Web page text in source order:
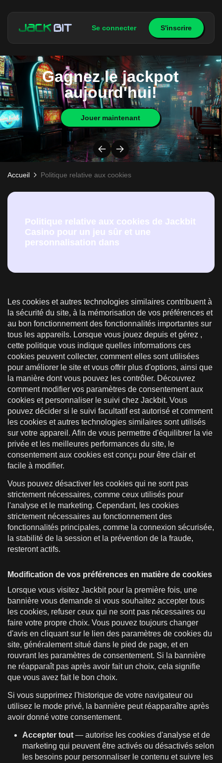
Se connecter S'inscrire
Gagnez le jackpot
aujourd'hui!
Jouer maintenant
Accueil Politique relative aux cookies
Politique relative aux cookies de Jackbit
Casino pour un jeu sûr et une
personnalisation dans
Les cookies et autres technologies similaires contribuent à
la sécurité du site, à la mémorisation de vos préférences et
au bon fonctionnement des fonctionnalités importantes sur
tous les appareils. Lorsque vous jouez depuis et gérez ,
cette politique vous indique quelles informations ces
cookies peuvent collecter, comment elles sont utilisées
pour améliorer le site et vous offrir plus d'options, ainsi que
la manière dont vous pouvez les contrôler. Découvrez
comment modifier vos paramètres de consentement aux
cookies et personnaliser le suivi chez Jackbit. Vous
pouvez décider si le suivi facultatif est autorisé et comment
les cookies et autres technologies similaires sont utilisés
sur votre appareil. Afin de vous permettre d'équilibrer la vie
privée et les meilleures performances du site, le
consentement aux cookies est conçu pour être clair et
facile à modifier.
Vous pouvez désactiver les cookies qui ne sont pas
strictement nécessaires, comme ceux utilisés pour
l'analyse et le marketing. Cependant, les cookies
strictement nécessaires au fonctionnement des
fonctionnalités principales, comme la connexion sécurisée,
la stabilité de la session et la prévention de la fraude,
resteront actifs.
Modification de vos préférences en matière de cookies
Lorsque vous visitez Jackbit pour la première fois, une
bannière vous demande si vous souhaitez accepter tous
les cookies, refuser ceux qui ne sont pas nécessaires ou
faire votre propre choix. Vous pouvez toujours changer
d'avis en cliquant sur le lien des paramètres de cookies du
site, généralement situé dans le pied de page, et en
rouvrant les paramètres de consentement. Si la bannière
ne réapparaît pas après avoir fait un choix, cela signifie
que vous avez fait le bon choix.
Si vous supprimez l'historique de votre navigateur ou
utilisez le mode privé, la bannière peut réapparaître après
avoir donné votre consentement.
Accepter tout — autorise les cookies d'analyse et de
marketing qui peuvent être activés ou désactivés selon
les besoins pour personnaliser le contenu et suivre les